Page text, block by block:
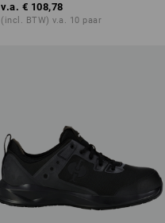
v.a. € 108,78
(incl. BTW) v.a. 10 paar